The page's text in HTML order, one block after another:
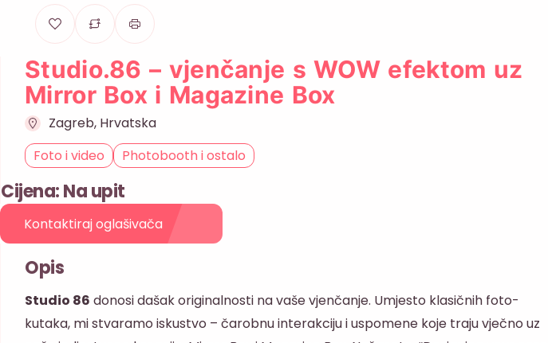
Studio.86 – vjenčanje s WOW efektom uz
Mirror Box i Magazine Box
Zagreb, Hrvatska
Foto i video
Photobooth i ostalo
Cijena: Na upit
Kontaktiraj oglašivača
Opis
Studio 86 donosi dašak originalnosti na vaše vjenčanje. Umjesto klasičnih foto-
kutaka, mi stvaramo iskustvo – čarobnu interakciju i uspomene koje traju vječno uz